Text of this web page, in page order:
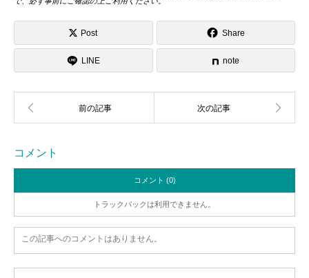
Post Share
LINE note
コメント
コメント (0)
トラックバックは利用できません。
この記事へのコメントはありません。